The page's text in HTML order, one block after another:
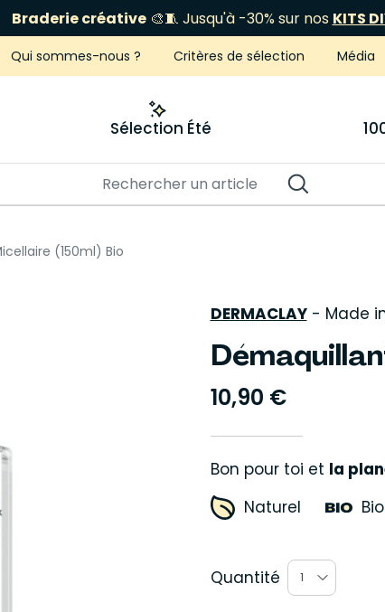
Braderie créative🎨🧵 Jusqu'à -30% sur nos KITS
Qui sommes-nous ? Critères de sélection Média
Sélection Été
(150ml) Bio
DERMACLAY- Made
10,90 €
Bon pour toi et la
Naturel
Quantité 1